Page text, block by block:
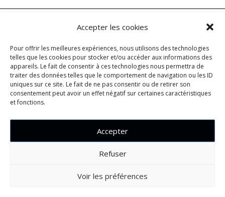
Accepter les cookies
Pour offrir les meilleures expériences, nous utilisons des technologies
telles que les cookies pour stocker et/ou accéder aux informations des
appareils. Le fait de consentir à ces technologies nous permettra de
traiter des données telles que le comportement de navigation ou les ID
uniques sur ce site. Le fait de ne pas consentir ou de retirer son
consentement peut avoir un effet négatif sur certaines caractéristiques
et fonctions.
Accepter
Refuser
Voir les préférences
Vous avez un projet ?
Magazine • Logotype • Edition •
Carte de visite • Affiche •
Packaging • Motion • Site web
contactez-nous
T +33 6 70 92 05 44 — T +33 6 30 32 59 38
Mentions légales